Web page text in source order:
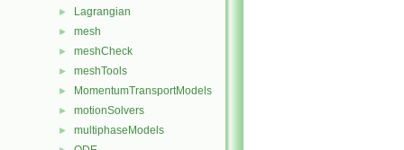
► Lagrangian
► mesh
► meshCheck
► meshTools
► MomentumTransportModels
► motionSolvers
► multiphaseModels